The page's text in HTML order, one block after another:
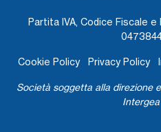
Partita IVA, Codice Fiscale
Cookie Policy Privacy Policy
Società soggetta alla direzione
Intergea